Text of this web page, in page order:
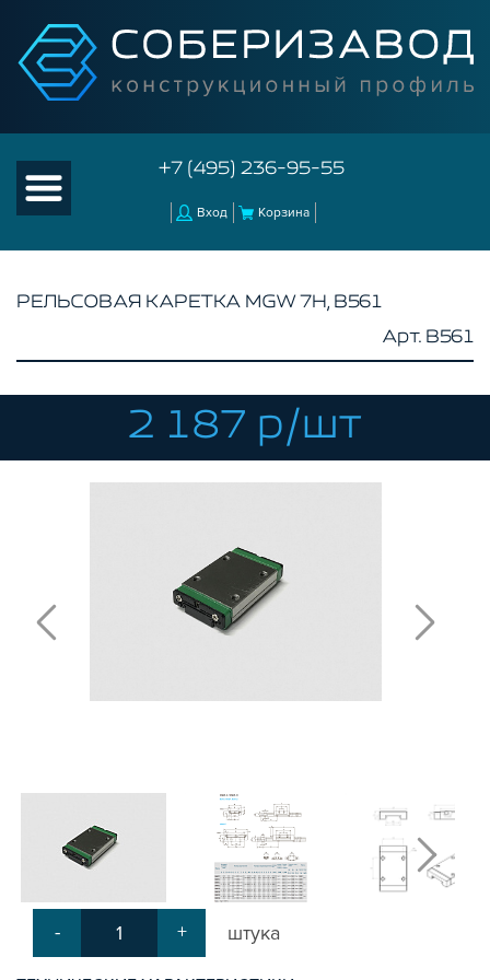
+7 (495) 236-95-55
Вход Корзина
КОМПЛЕКТУЮЩИЕ К ЧПУ
КОНСТРУКЦИОННЫЙ ПРОФИЛЬ ДЛЯ
СТАНКОВ
ПРОФИЛЬНЫЕ НАПРАВЛЯЮЩИЕ
РЕЛЬСОВЫЕ КАРЕТКИ СЕРИИ HG
РЕЛЬСОВЫЕ НАПРАВЛЯЮЩИЕ
СЕРИИ MG
РЕЛЬСОВЫЕ КАРЕТКИ СЕРИИ MG
ПОЛИРОВАННЫЕ ВАЛЫ И ДЕРЖАТЕЛИ
ШАРИКО-ВИНТОВЫЕ ПЕРЕДАЧИ (ШВП)
ОПОРЫ ХОДОВЫХ ВИНТОВ
ЛИНЕЙНЫЕ ПОДШИПНИКИ И МОДУЛИ
КАБЕЛЬ-КАНАЛЫ СТАНОЧНЫЕ ГИБКИЕ
МЕХ. ПЕРЕДАЧА
МУФТЫ СОЕДИНИТЕЛЬНЫЕ
РЕЛЬСОВАЯ КАРЕТКА MGW 7H, B561
Арт. B561
2 187 р/шт
- + штука